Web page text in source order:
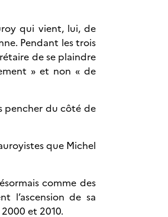
qui vient, lui, de
Pendant les trois
de se plaindre
» et non « de
pencher du côté de
que Michel
comme des
l’ascension de sa
et 2010.